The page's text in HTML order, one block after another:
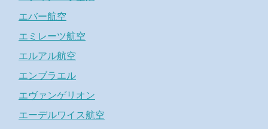
エバー航空
エミレーツ航空
エルアル航空
エンブラエル
エヴァンゲリオン
エーデルワイス航空